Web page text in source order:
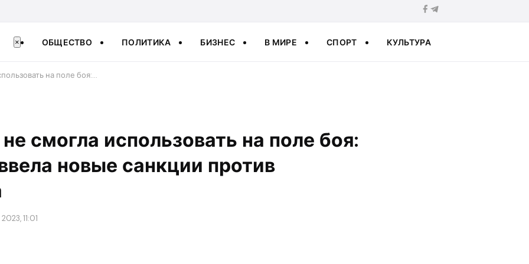
× ОБЩЕСТВО ПОЛИТИКА БИЗНЕС В МИРЕ СПОРТ КУЛЬТУРА
на поле боя:…
смогла использовать на поле боя:
новые санкции против
11:01